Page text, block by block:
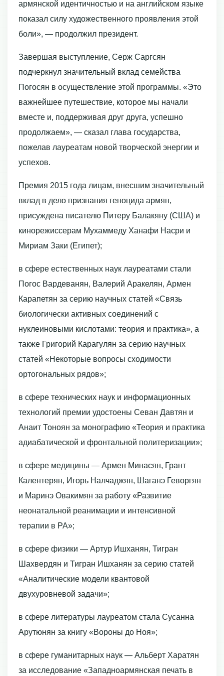
армянской идентичностью и на английском языке
показал силу художественного проявления этой
боли», — продолжил президент.
Завершая выступление, Серж Саргсян
подчеркнул значительный вклад семейства
Погосян в осуществление этой программы. «Это
важнейшее путешествие, которое мы начали
вместе и, поддерживая друг друга, успешно
продолжаем», — сказал глава государства,
пожелав лауреатам новой творческой энергии и
успехов.
Премия 2015 года лицам, внесшим значительный
вклад в дело признания геноцида армян,
присуждена писателю Питеру Балакяну (США) и
кинорежиссерам Мухаммеду Ханафи Насри и
Мириам Заки (Египет);
в сфере естественных наук лауреатами стали
Погос Вардеванян, Валерий Аракелян, Армен
Карапетян за серию научных статей «Связь
биологически активных соединений с
нуклеиновыми кислотами: теория и практика», а
также Григорий Карагулян за серию научных
статей «Некоторые вопросы сходимости
ортогональных рядов»;
в сфере технических наук и информационных
технологий премии удостоены Севан Давтян и
Анаит Тоноян за монографию «Теория и практика
адиабатической и фронтальной политеризации»;
в сфере медицины — Армен Минасян, Грант
Калентерян, Игорь Налчаджян, Шаганэ Геворгян
и Маринэ Овакимян за работу «Развитие
неонатальной реанимации и интенсивной
терапии в РА»;
в сфере физики — Артур Ишханян, Тигран
Шахвердян и Тигран Ишханян за серию статей
«Аналитические модели квантовой
двухуровневой задачи»;
в сфере литературы лауреатом стала Сусанна
Арутюнян за книгу «Вороны до Ноя»;
в сфере гуманитарных наук — Альберт Харатян
за исследование «Западноармянская печать в